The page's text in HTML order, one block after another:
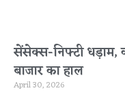
सेंसेक्स-निफ्टी धड़ाम,
बाजार का हाल
April 30, 2026